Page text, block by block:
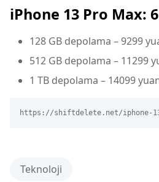
iPhone 13 Pro Max:
128 GB depolama – 9299
512 GB depolama – 11299
1 TB depolama – 14099
https://shiftdelete.net/
Teknoloji